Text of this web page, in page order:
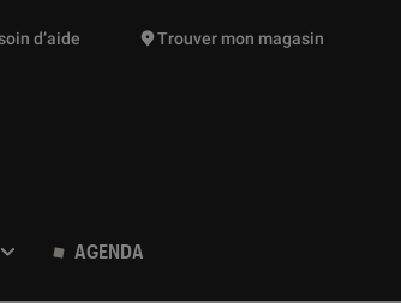
de produits vont vous être proposées
d’aide Trouver mon magasin
AGENDA